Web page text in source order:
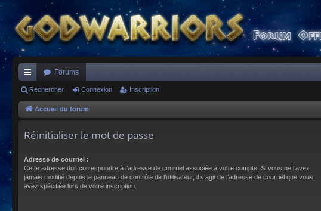
ac
co
s
Forums
Rechercher Connexion Inscription
Accueil du forum
Réinitialiser le mot de passe
Adresse de courriel :
Cette adresse doit correspondre à l’adresse de courriel associée à votre compte. Si vous ne l’avez
jamais modifié depuis le panneau de contrôle de l’utilisateur, il s’agit de l’adresse de courriel que vous
avez spécifiée lors de votre inscription.